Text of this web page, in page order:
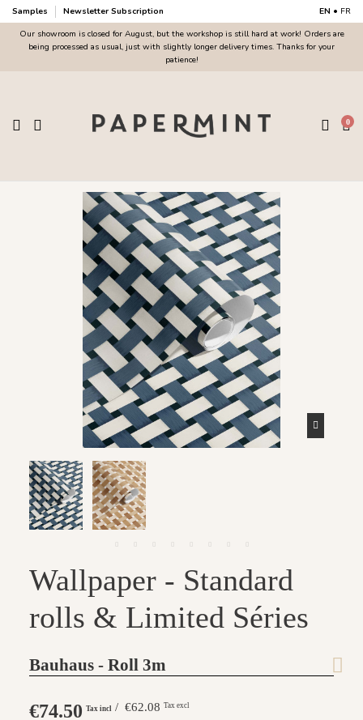
Samples Newsletter Subscription EN • FR
Our showroom is closed for August, but the workshop is still hard at work! Orders are
being processed as usual, just with slightly longer delivery times. Thanks for your
patience!
0
Wallpaper - Standard
rolls & Limited Séries
Bauhaus - Roll 3m
€74.50 Tax incl / €62.08 Tax excl